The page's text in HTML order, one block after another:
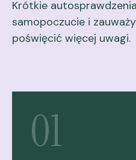
Krótkie
samopoczucie i
poświęcić więcej uwagi.
01